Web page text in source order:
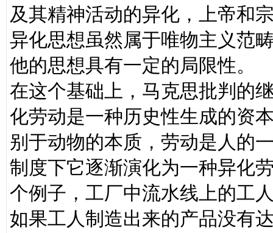
及其精神活动的异化，上帝和
异化思想虽然属于唯物主义范
他的思想具有一定的局限性。
在这个基础上，马克思批判的
化劳动是一种历史性生成的资
别于动物的本质，劳动是人的
制度下它逐渐演化为一种异化
个例子，工厂中流水线上的工
如果工人制造出来的产品没有